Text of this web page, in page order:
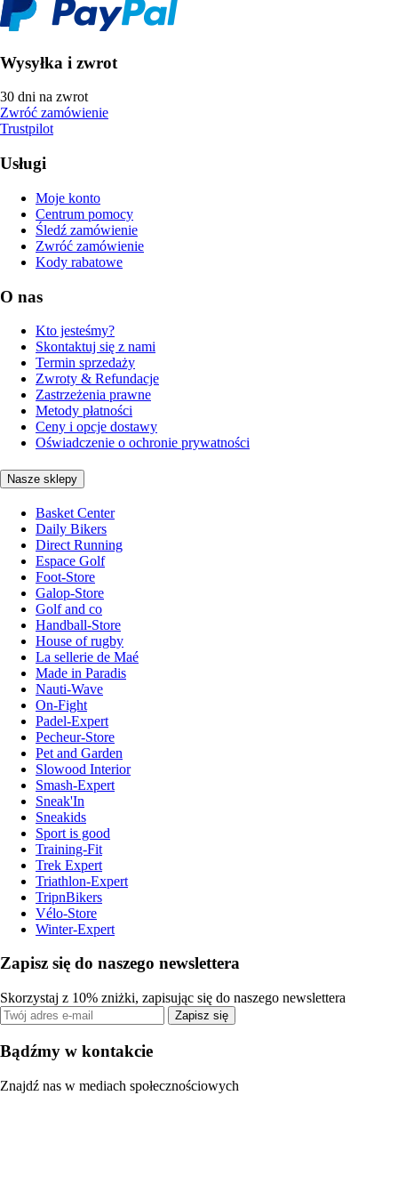
Wysyłka i zwrot
30 dni na zwrot
Zwróć zamówienie
Trustpilot
Usługi
Moje konto
Centrum pomocy
Śledź zamówienie
Zwróć zamówienie
Kody rabatowe
O nas
Kto jesteśmy?
Skontaktuj się z nami
Termin sprzedaży
Zwroty & Refundacje
Zastrzeżenia prawne
Metody płatności
Ceny i opcje dostawy
Oświadczenie o ochronie prywatności
Nasze sklepy
Basket Center
Daily Bikers
Direct Running
Espace Golf
Foot-Store
Galop-Store
Golf and co
Handball-Store
House of rugby
La sellerie de Maé
Made in Paradis
Nauti-Wave
On-Fight
Padel-Expert
Pecheur-Store
Pet and Garden
Slowood Interior
Smash-Expert
Sneak'In
Sneakids
Sport is good
Training-Fit
Trek Expert
Triathlon-Expert
TripnBikers
Vélo-Store
Winter-Expert
Zapisz się do naszego newslettera
Skorzystaj z 10% zniżki, zapisując się do naszego newslettera
Zapisz się
Bądźmy w kontakcie
Znajdź nas w mediach społecznościowych